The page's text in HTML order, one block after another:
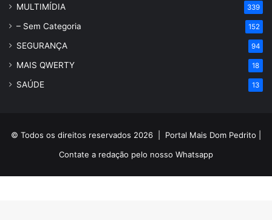
MULTIMÍDIA 339
– Sem Categoria 152
SEGURANÇA 94
MAIS QWERTY 18
SAÚDE 13
© Todos os direitos reservados 2026 | Portal Mais Dom Pedrito
Contate a redação pelo nosso Whatsapp